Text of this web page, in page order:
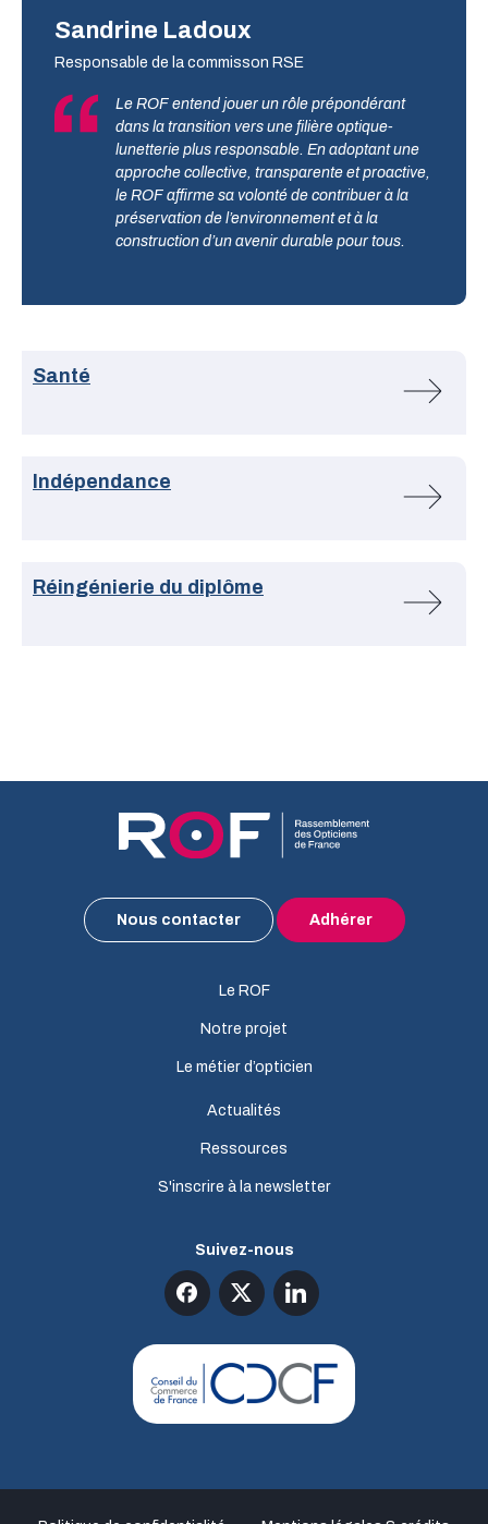
Sandrine Ladoux
Responsable de la commisson RSE
Le ROF entend jouer un rôle prépondérant
dans la transition vers une filière optique-
lunetterie plus responsable. En adoptant une
approche collective, transparente et proactive,
le ROF affirme sa volonté de contribuer à la
préservation de l’environnement et à la
construction d’un avenir durable pour tous.
Santé
Indépendance
Réingénierie du diplôme
Nous contacter Adhérer
Le ROF
Notre projet
Le métier d’opticien
Actualités
Ressources
S'inscrire à la newsletter
Suivez-nous